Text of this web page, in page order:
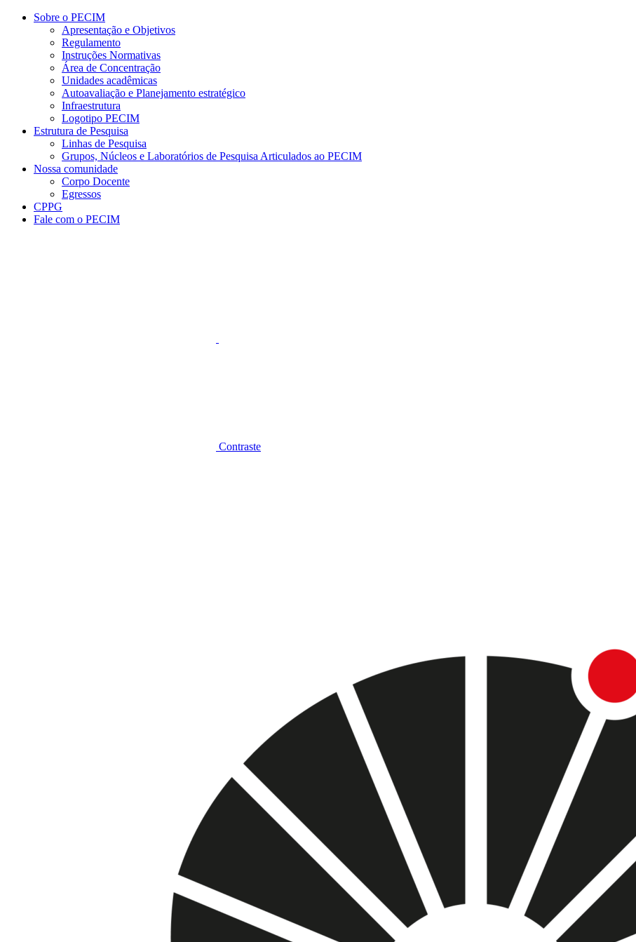
Conteúdo principal Menu principal
Sobre o PECIM
Apresentação e Objetivos
Regulamento
Instruções Normativas
Área de Concentração
Unidades acadêmicas
Autoavaliação e Planejamento estratégico
Infraestrutura
Logotipo PECIM
Estrutura de Pesquisa
Linhas de Pesquisa
Grupos, Núcleos e Laboratórios de Pesquisa Articulados ao PECIM
Nossa comunidade
Corpo Docente
Egressos
CPPG
Fale com o PECIM
Contraste